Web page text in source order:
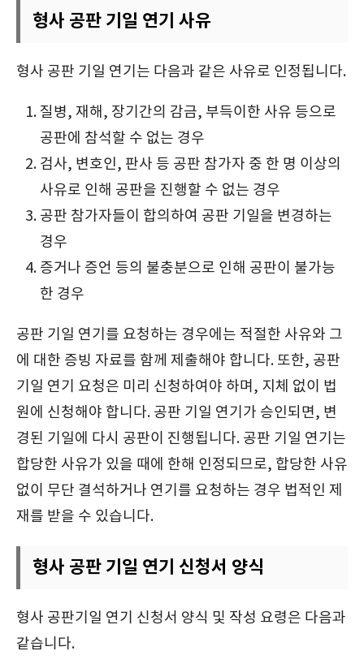
형사 공판 기일 연기 사유
형사 공판 기일 연기는 다음과 같은 사유로 인정됩니다.
질병, 재해, 장기간의 감금, 부득이한 사유 등으로
공판에 참석할 수 없는 경우
검사, 변호인, 판사 등 공판 참가자 중 한 명 이상의
사유로 인해 공판을 진행할 수 없는 경우
공판 참가자들이 합의하여 공판 기일을 변경하는
경우
증거나 증언 등의 불충분으로 인해 공판이 불가능
한 경우
공판 기일 연기를 요청하는 경우에는 적절한 사유와 그
에 대한 증빙 자료를 함께 제출해야 합니다. 또한, 공판
기일 연기 요청은 미리 신청하여야 하며, 지체 없이 법
원에 신청해야 합니다. 공판 기일 연기가 승인되면, 변
경된 기일에 다시 공판이 진행됩니다. 공판 기일 연기는
합당한 사유가 있을 때에 한해 인정되므로, 합당한 사유
없이 무단 결석하거나 연기를 요청하는 경우 법적인 제
재를 받을 수 있습니다.
형사 공판 기일 연기 신청서 양식
형사 공판기일 연기 신청서 양식 및 작성 요령은 다음과
같습니다.